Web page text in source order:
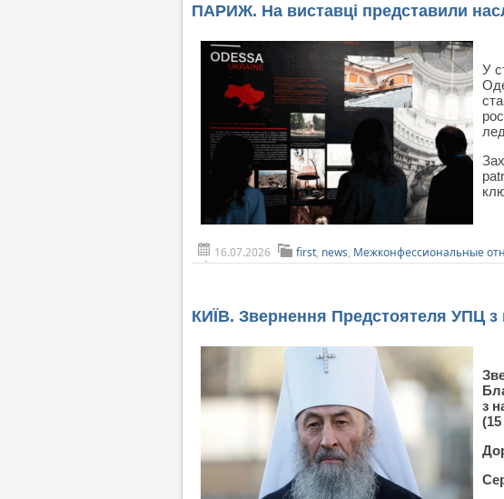
ПАРИЖ. На виставці представили
У
16.07.2026 first, news, Межконфессиональные
КИЇВ. Звернення Предстоятеля УПЦ з
з